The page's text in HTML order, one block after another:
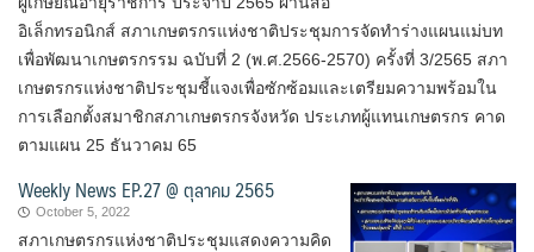
อิเล็กทรอนิกส์ สภาเกษตรกรแห่งชาติประชุมการจัดทำร่างแผนแม่บท
เพื่อพัฒนาเกษตรกรรม ฉบับที่ 2 (พ.ศ.2566-2570) ครั้งที่ 3/2565 สภา
เกษตรกรแห่งชาติประชุมชี้แจงเพื่อซักซ้อมและเตรียมความพร้อมใน
การเลือกตั้งสมาชิกสภาเกษตรกรจังหวัด ประเภทผู้แทนเกษตรกร คาด
ตามแผน 25 ธันวาคม 65
Weekly News EP.27 @ ตุลาคม 2565
October 5, 2022
สภาเกษตรกรแห่งชาติประชุมแสดงความคิด